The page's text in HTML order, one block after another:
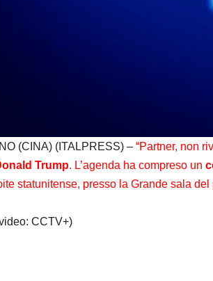
(CINA) (ITALPRESS) – “Partner, non
Trump. L’agenda ha compreso un
statunitense, presso la Grande sala del
CCTV+)